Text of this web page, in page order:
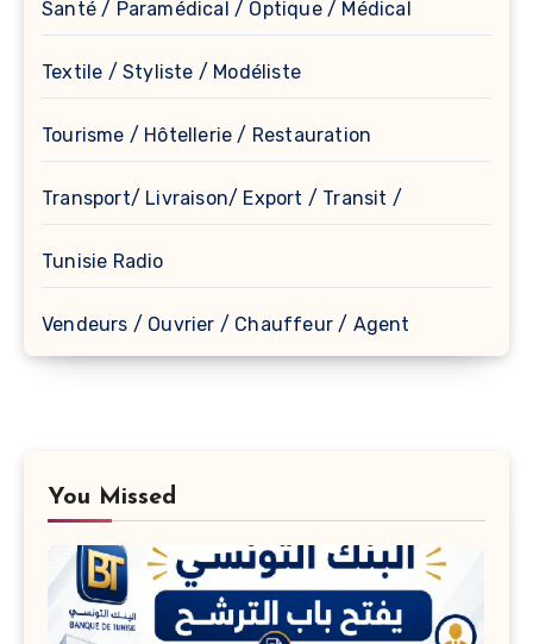
Santé / Paramédical / Optique / Médical
Textile / Styliste / Modéliste
Tourisme / Hôtellerie / Restauration
Transport/ Livraison/ Export / Transit /
Tunisie Radio
Vendeurs / Ouvrier / Chauffeur / Agent
You Missed